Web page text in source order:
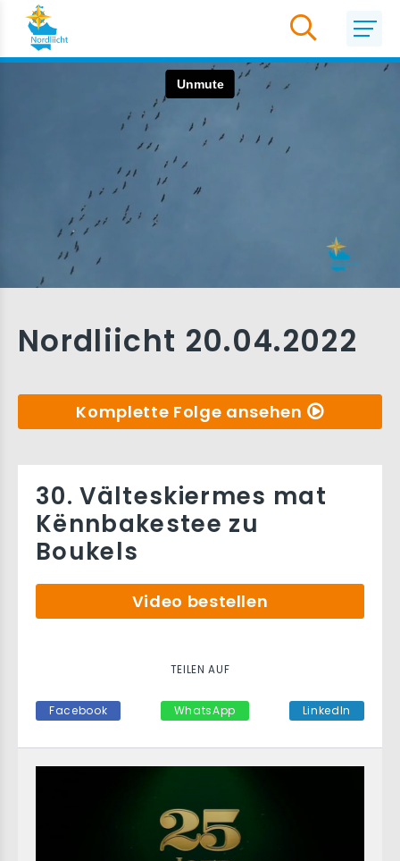
Nordliicht 20.04.2022
Komplette Folge ansehen
30. Välteskiermes mat
Kënnbakestee zu
Boukels
Video bestellen
TEILEN AUF
Facebook WhatsApp LinkedIn